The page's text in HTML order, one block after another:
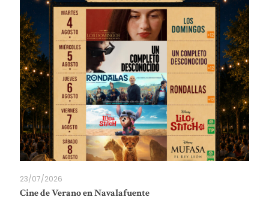
23/07/2026
Cine de Verano en Navalafuente